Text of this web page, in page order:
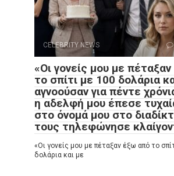
CELEBRITY NEWS
«Οι γονείς μου με
το σπίτι με 100 δολάρια
αγνοούσαν για πέντε
η αδελφή μου έπεσε
στο όνομά μου στο
τους τηλεφώνησε
«Οι γονείς μου με πέταξαν έξω από το
δολάρια και με